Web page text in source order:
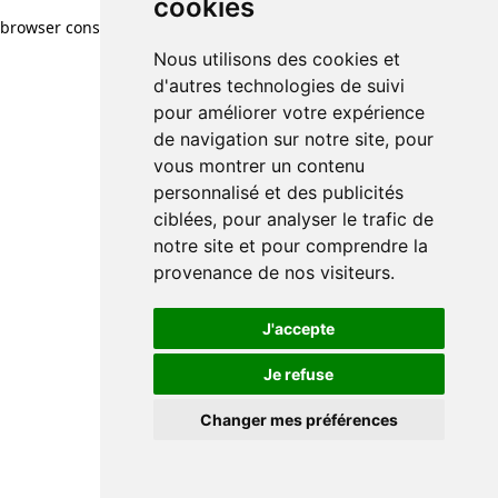
cookies
Nous utilisons des cookies et
d'autres technologies de suivi
pour améliorer votre expérience
de navigation sur notre site, pour
vous montrer un contenu
personnalisé et des publicités
ciblées, pour analyser le trafic de
notre site et pour comprendre la
provenance de nos visiteurs.
J'accepte
Je refuse
Changer mes préférences
browser console for more information)